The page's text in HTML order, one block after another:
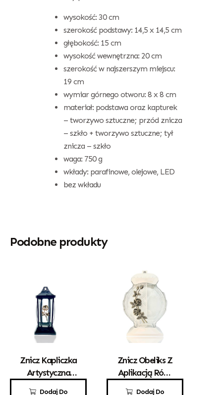
wysokość: 30 cm
szerokość podstawy: 14,5 x 14,5 cm
głębokość: 15 cm
wysokość wewnętrzna: 20 cm
szerokość w najszerszym miejscu:
19 cm
wymiar górnego otworu: 8 x 8 cm
materiał: podstawa oraz kapturek
– tworzywo sztuczne; przód znicza
– szkło + tworzywo sztuczne; tył
znicza – szkło
waga: 750 g
wkłady: parafinowe, olejowe, LED
bez wkładu
Podobne produkty
Dodaj Do
Znicz Kapliczka
Artystyczna
49,00 zł Dodaj Do
Znicz Obeliks Z
Aplikacją Róży
110,00zł